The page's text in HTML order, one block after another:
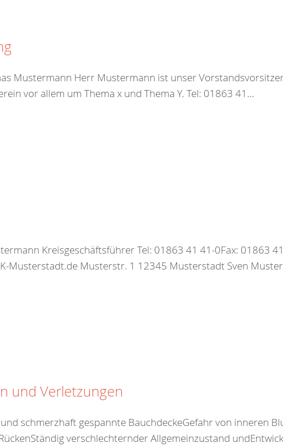
Mustermann Herr Mustermann ist unser
vor allem um Thema x und Thema Y. Tel: 01863 41...
Kreisgeschäftsführer Tel: 01863 41 41-0Fax: 01863
Musterstadt.de Musterstr. 1 12345 Musterstadt Sven
und Verletzungen
schmerzhaft gespannte BauchdeckeGefahr von inneren
verschlechternder Allgemeinzustand